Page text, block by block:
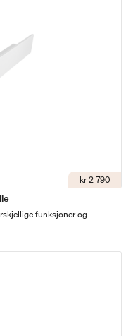
kr 2 790
funksjoner og